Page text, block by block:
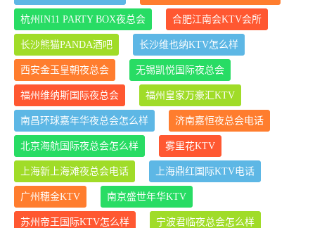
杭州IN11 PARTY BOX夜总会 合肥江南会KTV会所
长沙熊猫PANDA酒吧 长沙维也纳KTV怎么样
西安金玉皇朝夜总会 无锡凯悦国际夜总会
福州维纳斯国际夜总会 福州皇家万豪汇KTV
南昌环球嘉年华夜总会怎么样 济南嘉恒夜总会电话
北京海航国际夜总会怎么样 雾里花KTV
上海新上海滩夜总会电话 上海鼎红国际KTV电话
广州穗金KTV 南京盛世年华KTV
苏州帝王国际KTV怎么样 宁波君临夜总会怎么样